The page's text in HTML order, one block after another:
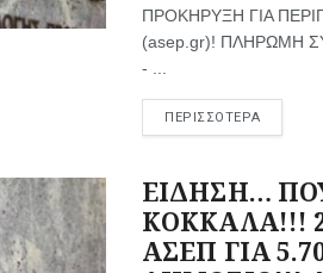
ΠΡΟΚΗΡΥΞΗ ΓΙΑ
(asep.gr)! ΠΛΗΡΩΜΗ
- ...
ΠΕΡΙΣΣΟΤΕΡΑ
ΕΙΔΗΣΗ…
ΚΟΚΚΑΛΑ!!!
ΑΣΕΠ ΓΙΑ